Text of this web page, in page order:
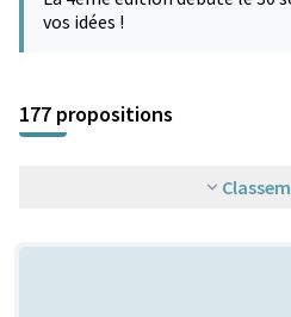
vos idées !
177 propositions